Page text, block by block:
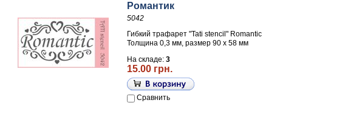
Романтик
5042
Гибкий трафарет "Tati stencil" Romantic
Толщина 0,3 мм, размер 90 х 58 мм
На складе: 3
15.00 грн.
Сравнить